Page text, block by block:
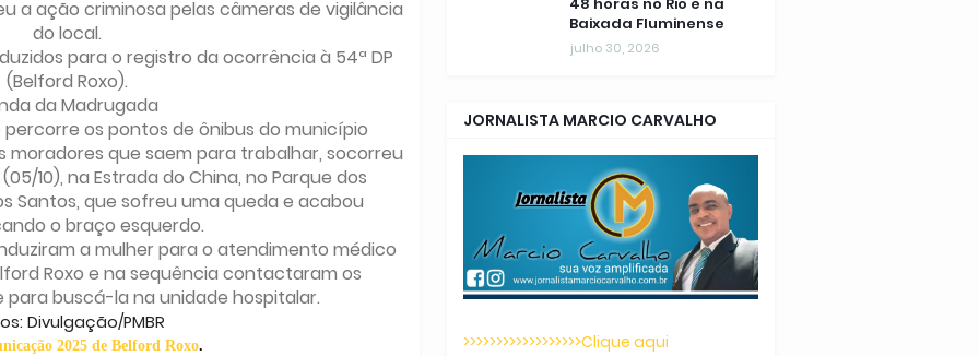
a ação criminosa pelas câmeras de vigilância
do local.
para o registro da ocorrência à 54ª DP
(Belford Roxo).
da Madrugada
os pontos de ônibus do município
moradores que saem para trabalhar, socorreu
10), na Estrada do China, no Parque dos
Santos, que sofreu uma queda e acabou
o braço esquerdo.
a mulher para o atendimento médico
Roxo e na sequência contactaram os
buscá-la na unidade hospitalar.
Divulgação/PMBR
2025 de Belford Roxo.
Baixada Fluminense
julho 30, 2026
JORNALISTA MARCIO CARVALHO
>>>>>>>>>>>>>>>>>>Clique aqui